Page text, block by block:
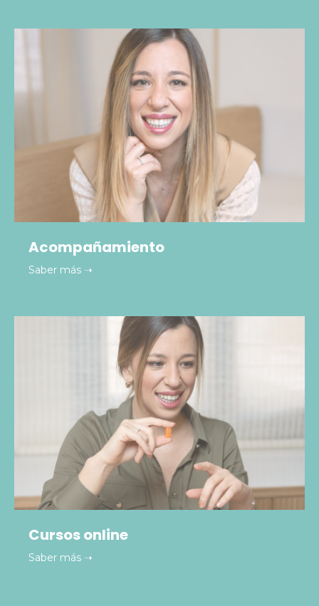
Acompañamiento
Saber más ➝
Cursos online
Saber más ➝